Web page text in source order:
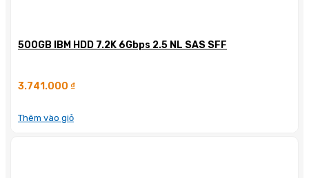
500GB IBM HDD 7.2K 6Gbps 2.5 NL SAS SFF
3.741.000 ₫
Thêm vào giỏ